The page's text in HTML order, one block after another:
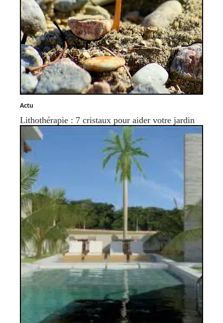
Actu
Lithothérapie : 7 cristaux pour aider votre jardin